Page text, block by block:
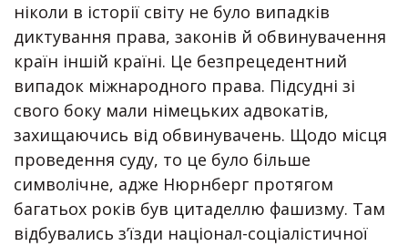
ніколи в історії світу не було випадків
диктування права, законів й обвинувачення
країн іншій країні. Це безпрецедентний
випадок міжнародного права. Підсудні зі
свого боку мали німецьких адвокатів,
захищаючись від обвинувачень. Щодо місця
проведення суду, то це було більше
символічне, адже Нюрнберг протягом
багатьох років був цитаделлю фашизму. Там
відбувались з’їзди націонал-соціалістичної